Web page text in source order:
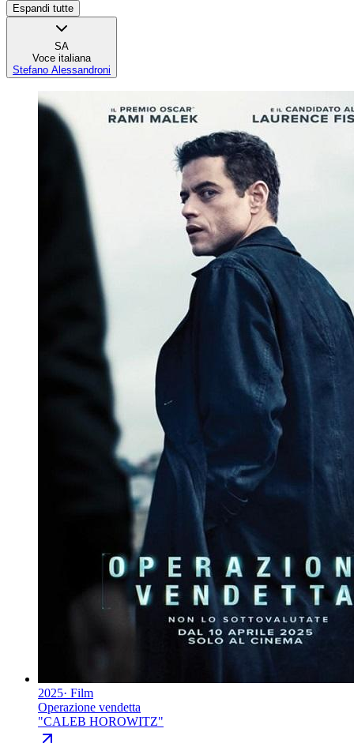
Espandi tutte
SA
Voce italiana
Stefano Alessandroni
2025· Film
Operazione vendetta
"CALEB HOROWITZ"